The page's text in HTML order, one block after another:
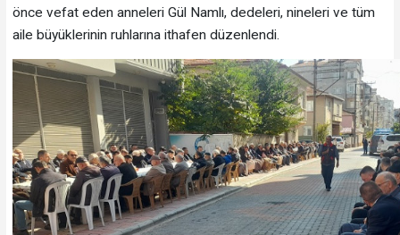
önce vefat eden anneleri Gül Namlı, dedeleri, nineleri ve tüm
aile büyüklerinin ruhlarına ithafen düzenlendi.